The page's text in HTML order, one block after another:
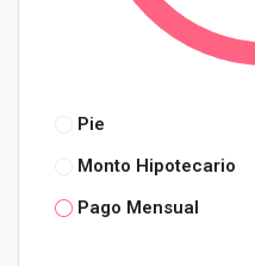
Pie
Monto Hipotecario
Pago Mensual